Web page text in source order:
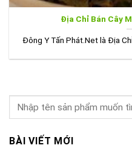
Địa Chỉ Bán Cây
Đông Y Tấn Phát.Net là Địa
BÀI VIẾT MỚI